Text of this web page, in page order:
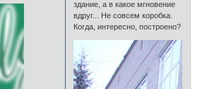
здание, а в какое мгновение
вдруг... Не совсем коробка.
Когда, интересно, построено?